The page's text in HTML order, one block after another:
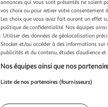
annonces qui vous sont présentés ne soient
vos choix ou pour retirer votre consentement
Les choix que vous avez fait auront un effet
politique de confidentialité. Nos équipes
: Utiliser des données de géolocalisation
Stocker et/ou accéder à des informations sur
publicités et du contenu, études d’audience
Nos équipes ainsi que nos
Liste de nos partenaires (fournisseurs)